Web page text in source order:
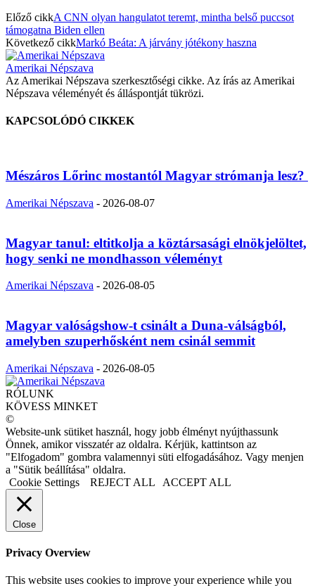
Előző cikkA CNN olyan hangulatot teremt, mintha belső puccsot
támogatna Biden ellen
Következő cikkMarkó Beáta: A járvány jótékony haszna
Amerikai Népszava
Az Amerikai Népszava szerkesztőségi cikke. Az írás az Amerikai
Népszava véleményét és álláspontját tükrözi.
KAPCSOLÓDÓ CIKKEK
Mészáros Lőrinc mostantól Magyar strómanja lesz?
Amerikai Népszava - 2026-08-07
Magyar tanul: eltitkolja a köztársasági elnökjelöltet,
hogy senki ne mondhasson véleményt
Amerikai Népszava - 2026-08-05
Magyar valóságshow-t csinált a Duna-válságból,
amelyben szuperhősként nem csinál semmit
Amerikai Népszava - 2026-08-05
RÓLUNK
KÖVESS MINKET
©
Website-unk sütiket használ, hogy jobb élményt nyújthassunk
Önnek, amikor visszatér az oldalra. Kérjük, kattintson az
"Elfogadom" gombra valamennyi süti elfogadásához. Vagy menjen
a "Sütik beállítása" oldalra.
Cookie Settings
REJECT ALL ACCEPT ALL
Close
Privacy Overview
This website uses cookies to improve your experience while you